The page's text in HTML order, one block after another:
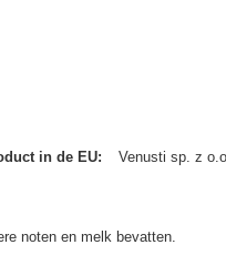
in de EU Venusti sp. z
noten en melk bevatten.